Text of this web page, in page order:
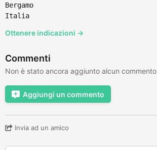
Bergamo
Italia
Ottenere indicazioni →
Commenti
Non è stato ancora aggiunto alcun commento
Aggiungi un commento
Invia ad un amico